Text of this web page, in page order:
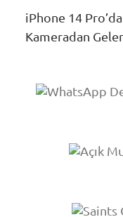
iPhone 14
Kameradan